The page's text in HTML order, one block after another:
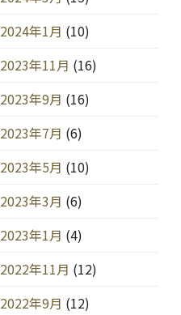
2024年1月 (10)
2023年11月 (16)
2023年9月 (16)
2023年7月 (6)
2023年5月 (10)
2023年3月 (6)
2023年1月 (4)
2022年11月 (12)
2022年9月 (12)